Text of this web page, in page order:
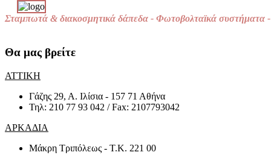
Σταμπωτά & διακοσμητικά δάπεδα - Φωτοβολταϊκά συστήματα -
Θα μας βρείτε
ΑΤΤΙΚΗ
Γάζης 29, Α. Ιλίσια - 157 71 Αθήνα
Τηλ: 210 77 93 042 / Fax: 2107793042
ΑΡΚΑΔΙΑ
Μάκρη Τριπόλεως - Τ.Κ. 221 00